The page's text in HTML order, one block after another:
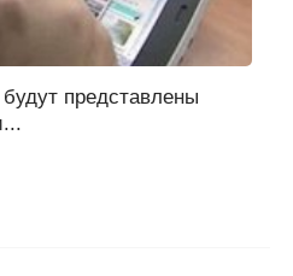
представлены